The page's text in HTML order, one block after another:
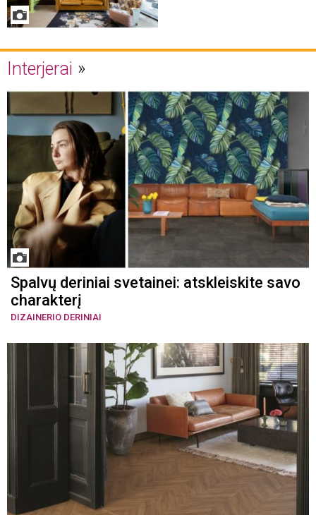
Interjerai
Spalvų deriniai svetainei: atskleiskite savo
charakterį
DIZAINERIO DERINIAI